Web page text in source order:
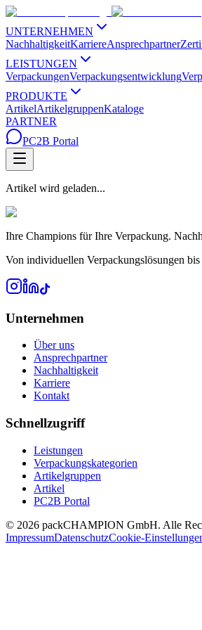
UNTERNEHMEN
NachhaltigkeitKarriereAnsprechpartner
LEISTUNGEN
VerpackungenVerpackungsentwicklung
PRODUKTE
ArtikelArtikelgruppenKataloge
PARTNER
PC2B Portal
Artikel wird geladen...
Ihre Champions für Ihre Verpackung.
Von individuellen Verpackungslösungen
Unternehmen
Über uns
Ansprechpartner
Nachhaltigkeit
Karriere
Kontakt
Schnellzugriff
Leistungen
Verpackungskategorien
Artikelgruppen
Artikel
PC2B Portal
© 2026 packCHAMPION GmbH. Alle
ImpressumDatenschutzCookie-